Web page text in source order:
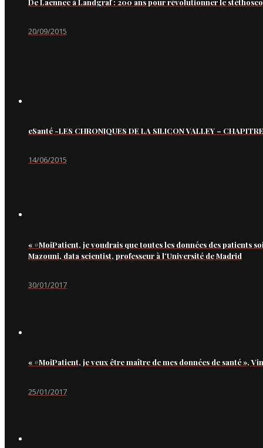
20/09/2015
eSanté -LES CHRONIQUES DE LA SILICON VALLEY –
14/06/2015
« #MoiPatient, je voudrais que toutes les données des patients
Mazouni, data scientist, professeur à l’Université de Madrid
30/01/2017
« #MoiPatient, je veux être maître de mes données de santé »,
25/01/2017